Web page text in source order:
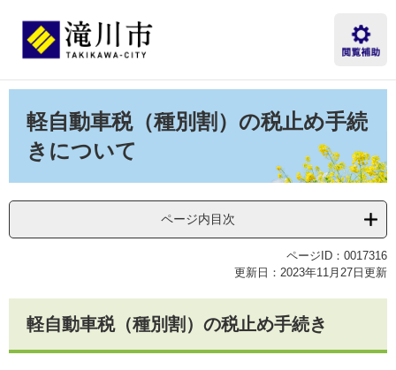
先
を
軽自動車税（種別割）の税止め手続
きについて
ページ内目次
ページID：0017316
更新日：2023年11月27日更新
軽自動車税（種別割）の税止め手続き